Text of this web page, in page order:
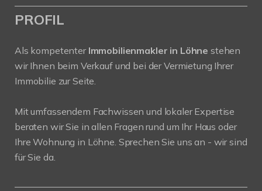
PROFIL
Als kompetenter Immobilienmakler in Löhne stehen
wir Ihnen beim Verkauf und bei der Vermietung Ihrer
Immobilie zur Seite.
Mit umfassendem Fachwissen und lokaler Expertise
beraten wir Sie in allen Fragen rund um Ihr Haus oder
Ihre Wohnung in Löhne. Sprechen Sie uns an - wir sind
für Sie da.